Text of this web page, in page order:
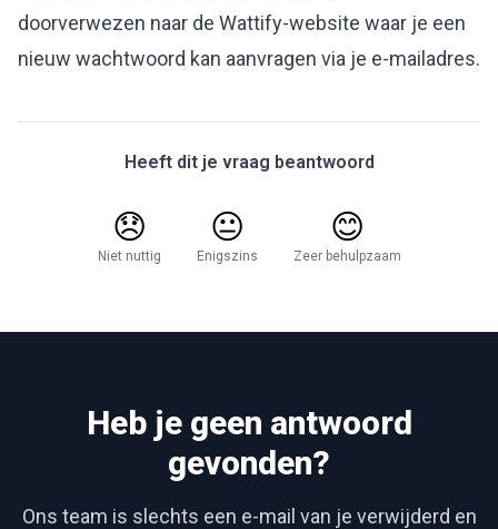
doorverwezen naar de Wattify-website waar je een
nieuw wachtwoord kan aanvragen via je e-mailadres.
Heeft dit je vraag beantwoord
😞
Niet nuttig
😐
Enigszins
😊
Zeer behulpzaam
Heb je geen antwoord
gevonden?
Ons team is slechts een e-mail van je verwijderd en